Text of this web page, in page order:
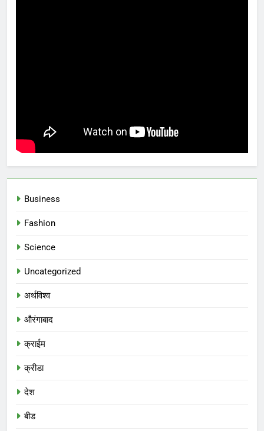
Business
Fashion
Science
Uncategorized
अर्थविश्व
औरंगाबाद
क्राईम
क्रीडा
देश
बीड